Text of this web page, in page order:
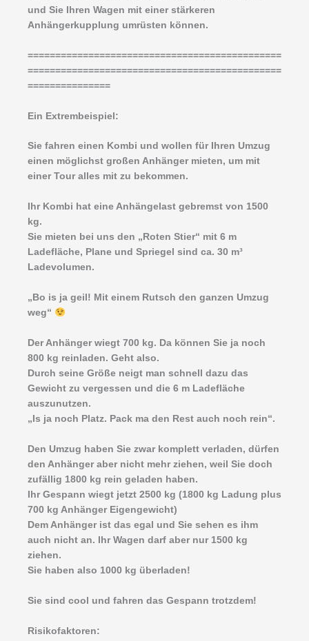
und Sie Ihren Wagen mit einer stärkeren
Anhängerkupplung umrüsten können.
==============================================
==============================================
===============
Ein Extrembeispiel:
Sie fahren einen Kombi und wollen für Ihren Umzug
einen möglichst großen Anhänger mieten, um mit
einer Tour alles mit zu bekommen.
Ihr Kombi hat eine Anhängelast gebremst von 1500
kg.
Sie mieten bei uns den „Roten Stier“ mit 6 m
Ladefläche, Plane und Spriegel sind ca. 30 m³
Ladevolumen.
„Bo is ja geil! Mit einem Rutsch den ganzen Umzug
weg“
Der Anhänger wiegt 700 kg. Da können Sie ja noch
800 kg reinladen. Geht also.
Durch seine Größe neigt man schnell dazu das
Gewicht zu vergessen und die 6 m Ladefläche
auszunutzen.
„Is ja noch Platz. Pack ma den Rest auch noch rein“.
Den Umzug haben Sie zwar komplett verladen, dürfen
den Anhänger aber nicht mehr ziehen, weil Sie doch
zufällig 1800 kg rein geladen haben.
Ihr Gespann wiegt jetzt 2500 kg (1800 kg Ladung plus
700 kg Anhänger Eigengewicht)
Dem Anhänger ist das egal und Sie sehen es ihm
auch nicht an. Ihr Wagen darf aber nur 1500 kg
ziehen.
Sie haben also 1000 kg überladen!
Sie sind cool und fahren das Gespann trotzdem!
Risikofaktoren: